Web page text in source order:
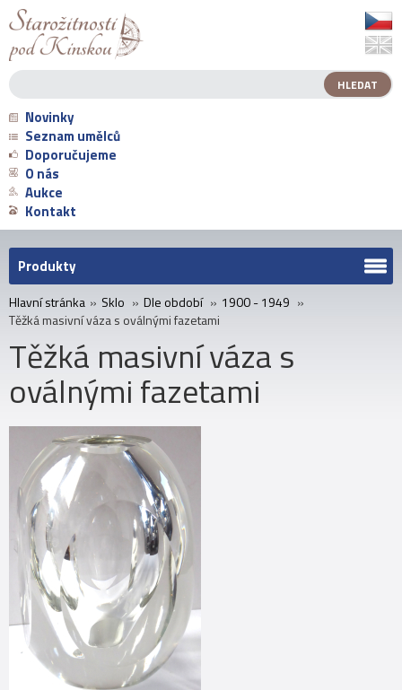
Novinky
Seznam umělců
Doporučujeme
O nás
Aukce
Kontakt
Produkty
Hlavní stránka » Sklo » Dle období » 1900 - 1949 »
Těžká masivní váza s oválnými fazetami
Těžká masivní váza s
oválnými fazetami